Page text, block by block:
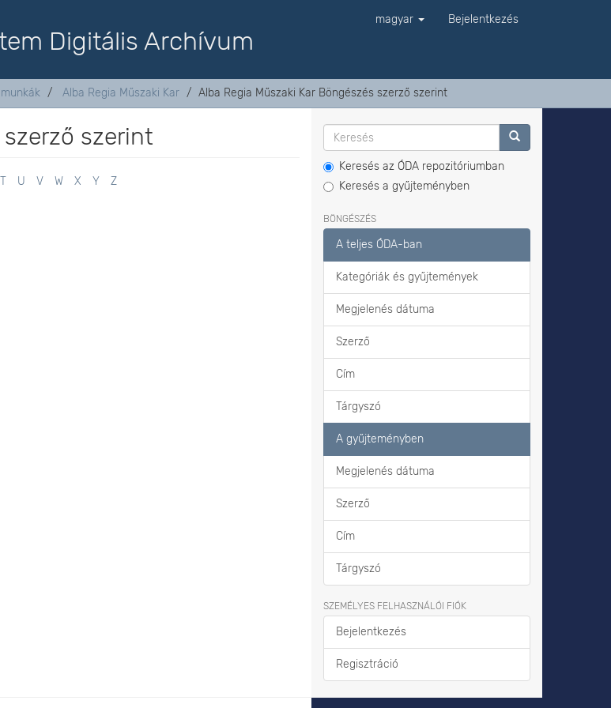
Digitális Archívum
magyar Bejelentkezés
Alba Regia Műszaki Kar Alba Regia Műszaki Kar Böngészés szerző szerint
szerint
T U V W X Y Z
Keresés az ÓDA repozitóriumban
Keresés a gyűjteményben
BÖNGÉSZÉS
A teljes ÓDA-ban
Kategóriák és gyűjtemények
Megjelenés dátuma
Szerző
Cím
Tárgyszó
A gyűjteményben
Megjelenés dátuma
Szerző
Cím
Tárgyszó
SZEMÉLYES FELHASZNÁLÓI FIÓK
Bejelentkezés
Regisztráció